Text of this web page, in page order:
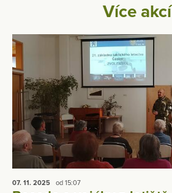
Více akcí
07. 11. 2025 od 15:07